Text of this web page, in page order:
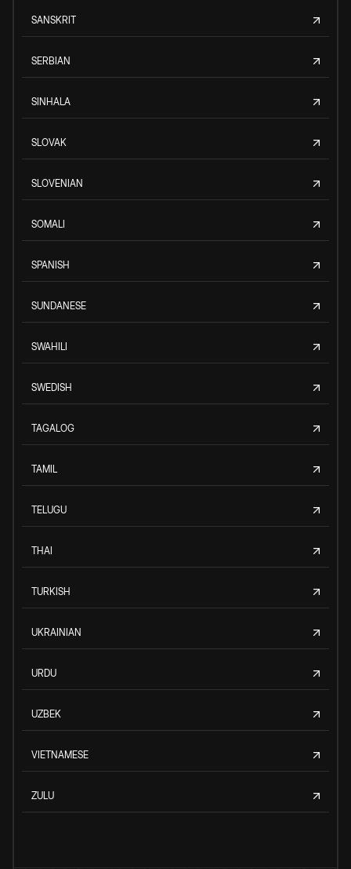
SANSKRIT
SERBIAN
SINHALA
SLOVAK
SLOVENIAN
SOMALI
SPANISH
SUNDANESE
SWAHILI
SWEDISH
TAGALOG
TAMIL
TELUGU
THAI
TURKISH
UKRAINIAN
URDU
UZBEK
VIETNAMESE
ZULU